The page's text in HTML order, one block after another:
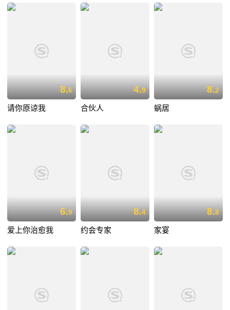
8.6
请你原谅我
4.9
合伙人
8.2
蜗居
6.9
爱上你治愈我
8.4
约会专家
8.8
家宴